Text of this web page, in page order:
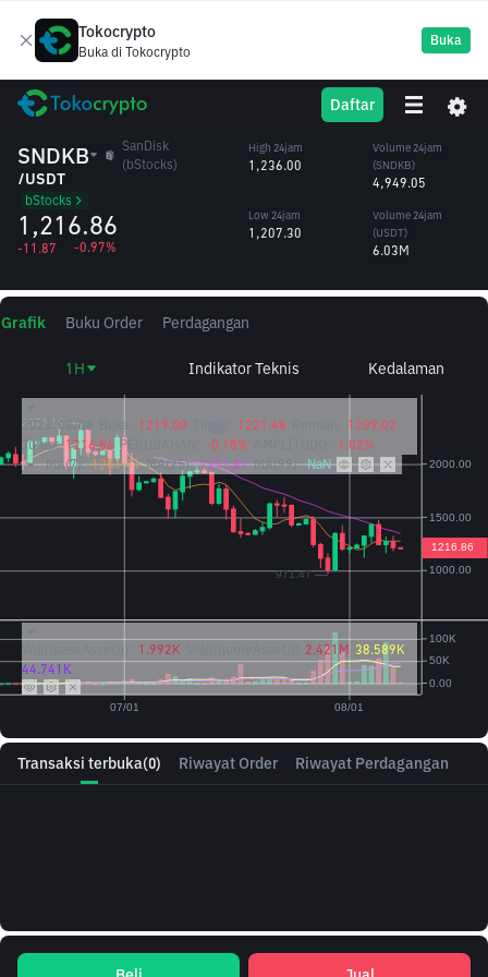
Tokocrypto
Buka di Tokocrypto
Buka
Daftar
Fitur Withdrawal & Deposit pada token ini sementara belum tersedia
sampai pemberitahuan selanjutnya.
SNDKB
SanDisk
(bStocks)
/USDT
bStocks
1,216.86
-11.87 -0.97%
High 24jam
1,236.00
Low 24jam
1,207.30
Volume 24jam
(SNDKB)
4,949.05
Volume 24jam
(USDT)
6.03M
Transaksi terbuka(0) Riwayat Order Riwayat Perdagangan
Grafik Buku Order Perdagangan
1H Indikator Teknis Kedalaman
2026/08/08 Buka: 1219.00 1221.48
1209.02
Tutup: 1216.86 PERUBAHAN: -0.18%
1.02%
MA(7): 1281.41 MA(25): 1351.87 MA(99): NaN
Vol({{baseAsset}}): 1.992K 2.421M 38.589K
44.741K